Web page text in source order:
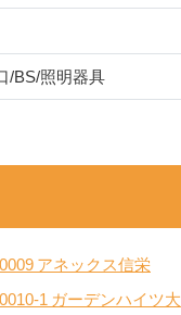
/BS/照明器具
0009 アネックス信栄
0010-1 ガーデンハイツ大